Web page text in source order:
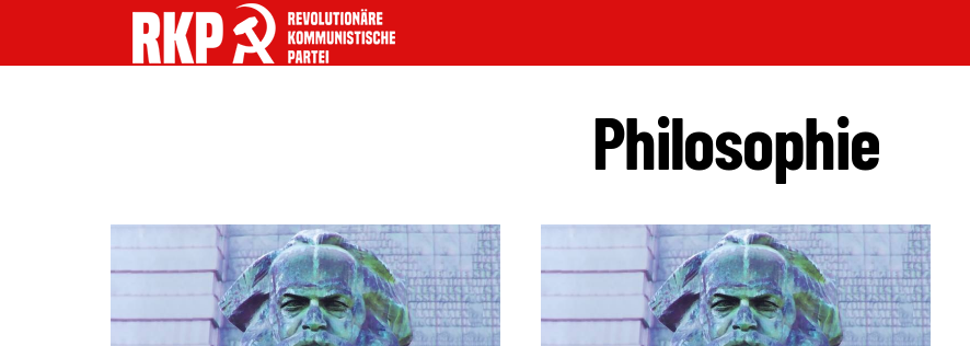
Philosophie